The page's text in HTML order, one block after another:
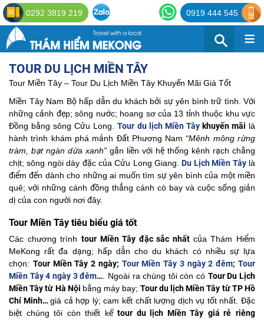
0292 3819 219 0919 444 545
≡
TOUR DU LỊCH MIỀN TÂY
Tour Miền Tây – Tour Du Lịch Miền Tây Khuyến Mãi Giá Tốt
Miền Tây Nam Bộ hấp dẫn du khách bởi sự yên bình trữ tình. Với
những cảnh đẹp; sông nước; hoang sơ của 13 tỉnh thuộc khu vực
Đồng bằng sông Cửu Long.Tour du lịch Miền Tây khuyến mãi là
hành trình khám phá mảnh Đất Phương Nam “Mênh mông rừng
tràm, bạt ngàn dừa xanh” gắn liền với hệ thống kênh rạch chằng
chịt; sông ngòi dày đặc của Cửu Long Giang.Du Lịch Miền Tâylà
điểm đến dành cho những ai muốn tìm sự yên bình của một miền
quê; với những cánh đồng thẳng cánh cò bay và cuộc sống giản
dị của con người nơi đây.
Tour Miền Tây tiêu biểu giá tốt
Các chương trình tour Miền Tây đặc sắc nhất của Thám Hiểm
MeKong rất đa dạng; hấp dẫn cho du khách có nhiều sự lựa
chọn: Tour Miền Tây 2 ngày; Tour Miền Tây 3 ngày 2 đêm;Tour
Miền Tây 4 ngày 3 đêm… . Ngoài ra chúng tôi còn có Tour Du Lịch
Miền Tây từ Hà Nội bằng máy bay; Tour du lịch Miền Tây từ TP Hồ
Chí Minh…giá cả hợp lý; cam kết chất lượng dịch vụ tốt nhất. Đặc
biệt chúng tôi còn thiết kếtour du lịch Miền Tây giá rẻ riêng